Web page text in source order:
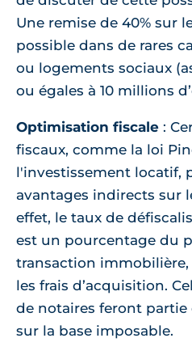
Une remise de 40% sur
possible dans de rares
ou logements sociaux
ou égales à 10 millions
Optimisation fiscale :
fiscaux, comme la loi
l'investissement locatif,
avantages indirects sur
effet, le taux de
est un pourcentage du
transaction
les frais d’acquisition.
de notaires feront
sur la base imposable.